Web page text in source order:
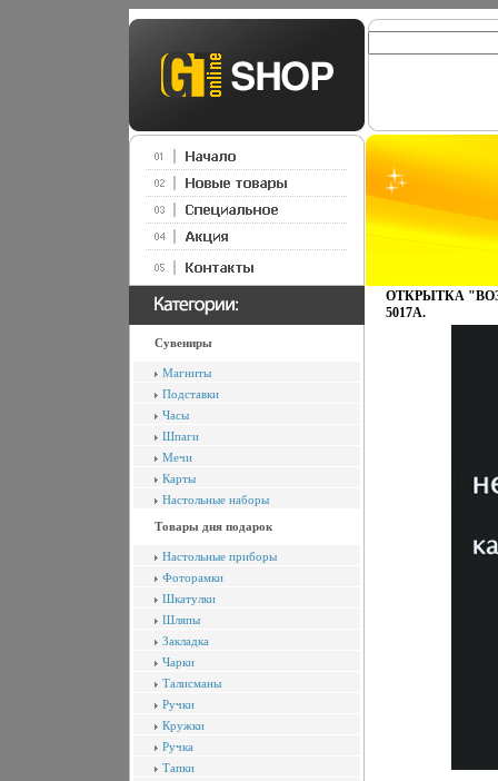
Сувениры
Магниты
Подставки
Часы
Шпаги
Мечи
Карты
Настольные наборы
Товары дня подарок
Настольные приборы
Фоторамки
Шкатулки
Шляпы
Закладка
Чарки
Талисманы
Ручки
Кружки
Ручка
Тапки
ОТКРЫТКА
5017A.